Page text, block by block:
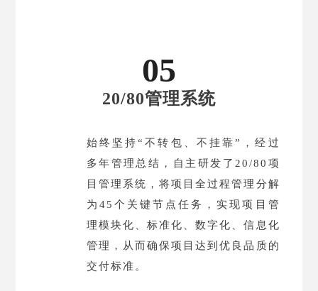
05
20/80管理系统
始终坚持“ 不转包、不挂靠”
，经过
多年管理总结，自主研发了 20/80 项
目管理系统，将项目全过程管理分解
为 45 个关键节点任务，实现项目管
理模块化、标准化、数字化、信息化
管理，从而确保项目达到优良品质的
交付标准。